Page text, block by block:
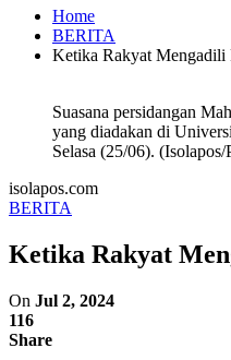
Home
BERITA
Ketika Rakyat Mengadili
Suasana persidangan
yang diadakan di
Selasa (25/06).
isolapos.com
BERITA
Ketika Rakyat
On Jul 2, 2024
116
Share